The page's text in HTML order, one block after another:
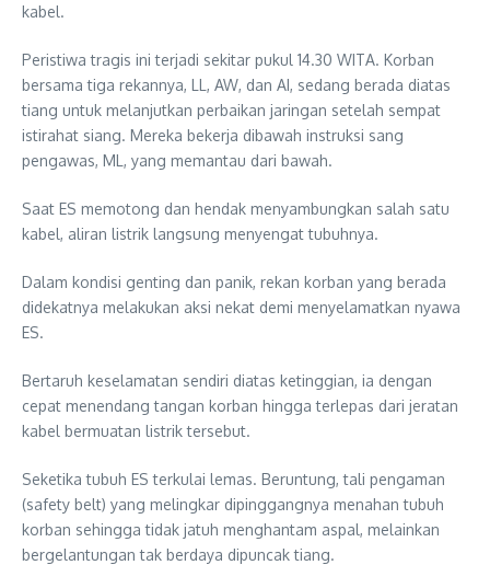
kabel.
Peristiwa tragis ini terjadi sekitar pukul 14.30 WITA. Korban
bersama tiga rekannya, LL, AW, dan AI, sedang berada diatas
tiang untuk melanjutkan perbaikan jaringan setelah sempat
istirahat siang. Mereka bekerja dibawah instruksi sang
pengawas, ML, yang memantau dari bawah.
Saat ES memotong dan hendak menyambungkan salah satu
kabel, aliran listrik langsung menyengat tubuhnya.
Dalam kondisi genting dan panik, rekan korban yang berada
didekatnya melakukan aksi nekat demi menyelamatkan nyawa
ES.
Bertaruh keselamatan sendiri diatas ketinggian, ia dengan
cepat menendang tangan korban hingga terlepas dari jeratan
kabel bermuatan listrik tersebut.
Seketika tubuh ES terkulai lemas. Beruntung, tali pengaman
(safety belt) yang melingkar dipinggangnya menahan tubuh
korban sehingga tidak jatuh menghantam aspal, melainkan
bergelantungan tak berdaya dipuncak tiang.